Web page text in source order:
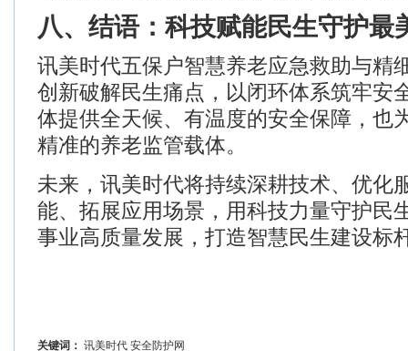
八、结语：科技赋能民生守护最
讯美时代五保户智慧养老应急救助与精
创新破解民生痛点，以闭环体系筑牢安
体提供全天候、有温度的安全保障，也
精准的养老监管载体。
未来，讯美时代将持续深耕技术、优化
能、拓展应用场景，用科技力量守护民
事业高质量发展，打造智慧民生建设标
关键词： 讯美时代 安全防护网